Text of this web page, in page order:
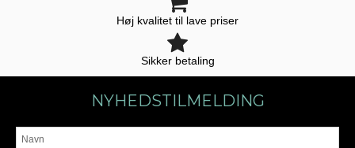
Høj kvalitet til lave priser
Sikker betaling
NYHEDSTILMELDING